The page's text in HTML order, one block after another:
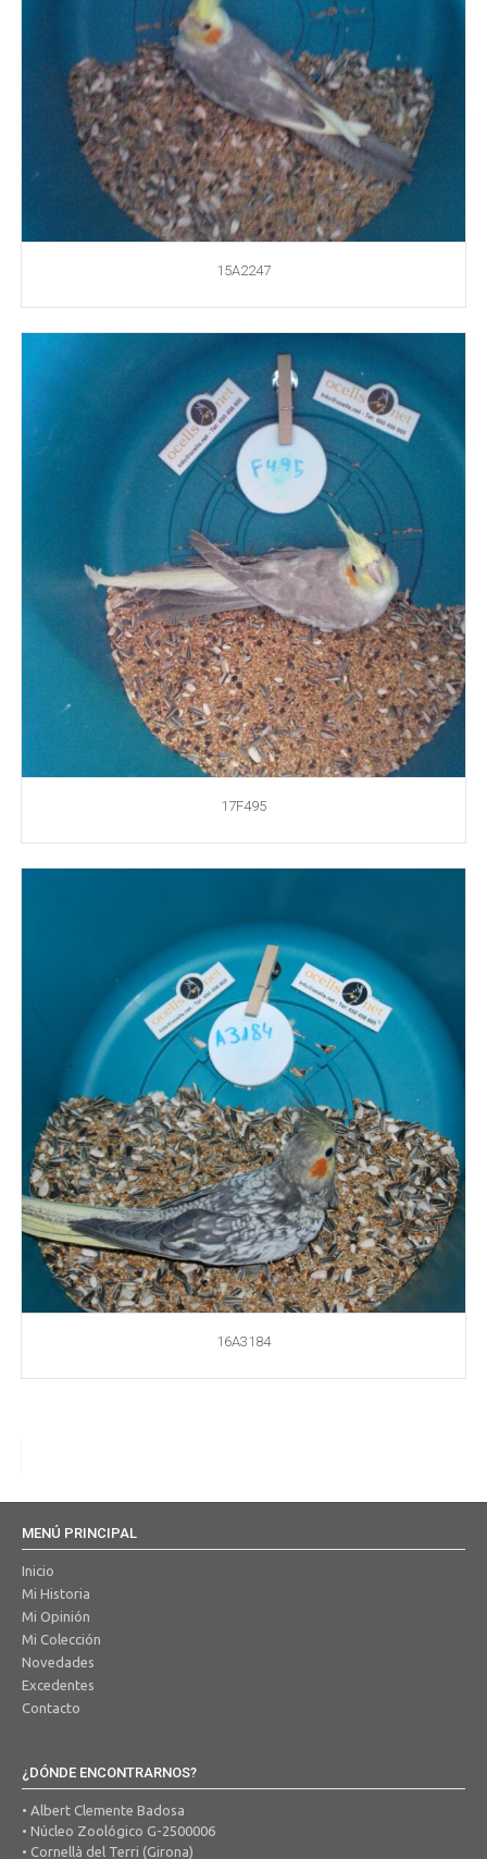
15A2247
17F495
16A3184
MENÚ PRINCIPAL
Inicio
Mi Historia
Mi Opinión
Mi Colección
Novedades
Excedentes
Contacto
¿DÓNDE ENCONTRARNOS?
• Albert Clemente Badosa
• Núcleo Zoológico G-2500006
• Cornellà del Terri (Girona)